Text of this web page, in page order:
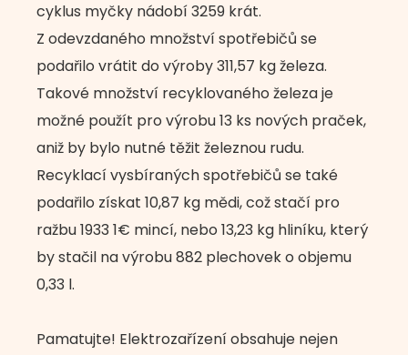
cyklus myčky nádobí 3259 krát.
Z odevzdaného množství spotřebičů se
podařilo vrátit do výroby 311,57 kg železa.
Takové množství recyklovaného železa je
možné použít pro výrobu 13 ks nových praček,
aniž by bylo nutné těžit železnou rudu.
Recyklací vysbíraných spotřebičů se také
podařilo získat 10,87 kg mědi, což stačí pro
ražbu 1933 1€ mincí, nebo 13,23 kg hliníku, který
by stačil na výrobu 882 plechovek o objemu
0,33 l.
Pamatujte! Elektrozařízení obsahuje nejen